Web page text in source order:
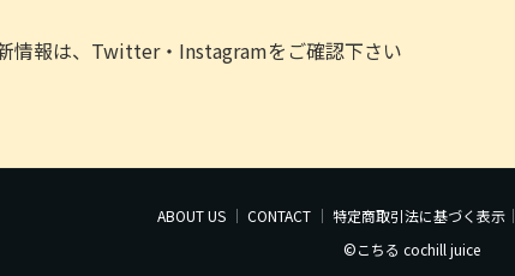
情報は、Twitter・Instagramをご確認下さい
ABOUT US｜ CONTACT｜ 特定商取引法に基づく表示｜
©こちる cochill juice